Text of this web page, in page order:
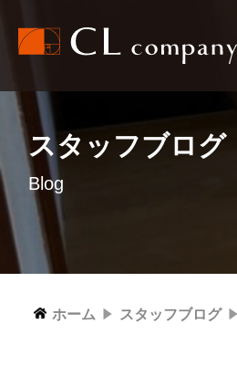
スタッフブログ
Blog
ホーム スタッフブログ